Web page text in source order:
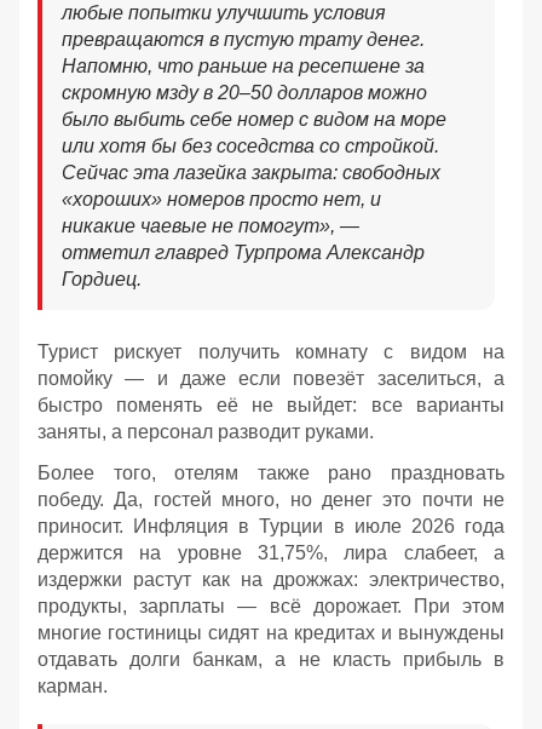
любые попытки улучшить условия
превращаются в пустую трату денег.
Напомню, что раньше на ресепшене за
скромную мзду в 20–50 долларов можно
было выбить себе номер с видом на море
или хотя бы без соседства со стройкой.
Сейчас эта лазейка закрыта: свободных
«хороших» номеров просто нет, и
никакие чаевые не помогут», —
отметил главред Турпрома Александр
Гордиец.
Турист рискует получить комнату с видом на
помойку — и даже если повезёт заселиться, а
быстро поменять её не выйдет: все варианты
заняты, а персонал разводит руками.
Более того, отелям также рано праздновать
победу. Да, гостей много, но денег это почти не
приносит. Инфляция в Турции в июле 2026 года
держится на уровне 31,75%, лира слабеет, а
издержки растут как на дрожжах: электричество,
продукты, зарплаты — всё дорожает. При этом
многие гостиницы сидят на кредитах и вынуждены
отдавать долги банкам, а не класть прибыль в
карман.